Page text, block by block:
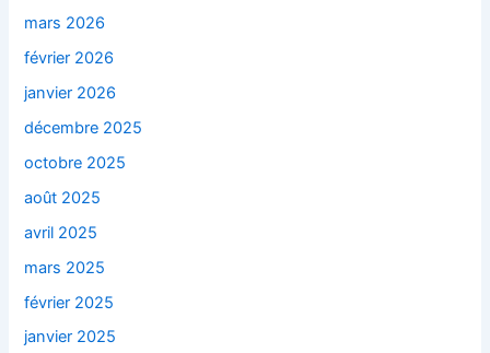
mars 2026
février 2026
janvier 2026
décembre 2025
octobre 2025
août 2025
avril 2025
mars 2025
février 2025
janvier 2025